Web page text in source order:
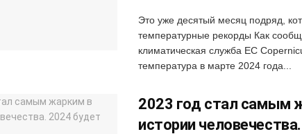
Это уже десятый месяц подряд,
температурные рекорды Как
климатическая служба ЕС
температура в марте 2024 года...
2023 год стал самым
истории